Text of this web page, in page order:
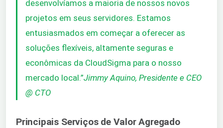
desenvolvíamos a maioria de nossos novos
projetos em seus servidores. Estamos
entusiasmados em começar a oferecer as
soluções flexíveis, altamente seguras e
econômicas da CloudSigma para o nosso
mercado local.”Jimmy Aquino, Presidente e CEO
@ CTO
Principais Serviços de Valor Agregado